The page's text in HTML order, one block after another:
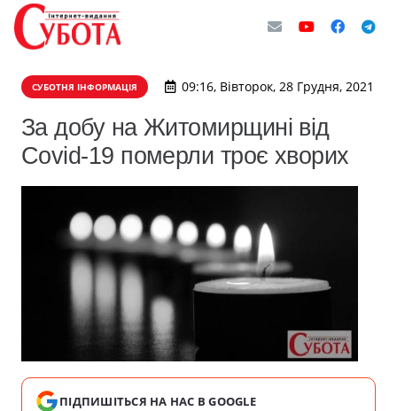
СУБОТНЯ ІНФОРМАЦІЯ 09:16, Вівторок, 28 Грудня, 2021
За добу на Житомирщині від
Covid-19 померли троє хворих
ПІДПИШІТЬСЯ НА НАС В GOOGLE